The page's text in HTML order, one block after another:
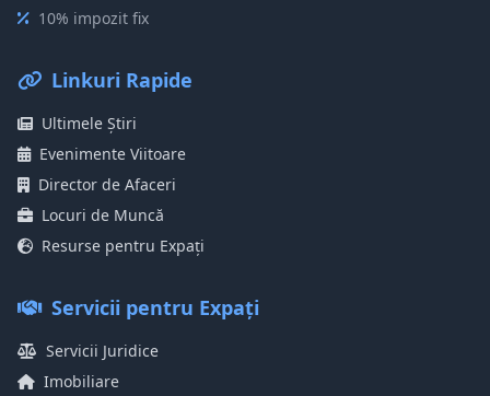
10% impozit fix
Linkuri Rapide
Ultimele Știri
Evenimente Viitoare
Director de Afaceri
Locuri de Muncă
Resurse pentru Expați
Servicii pentru Expați
Servicii Juridice
Imobiliare